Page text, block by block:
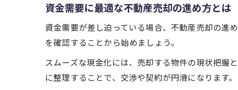
資金需要に最適な不動産売却の進め方とは
資金需要が差し迫っている場合、不動産売却の進
を確認することから始めましょう。
スムーズな現金化には、売却する物件の現状把握
に整理することで、交渉や契約が円滑になります。